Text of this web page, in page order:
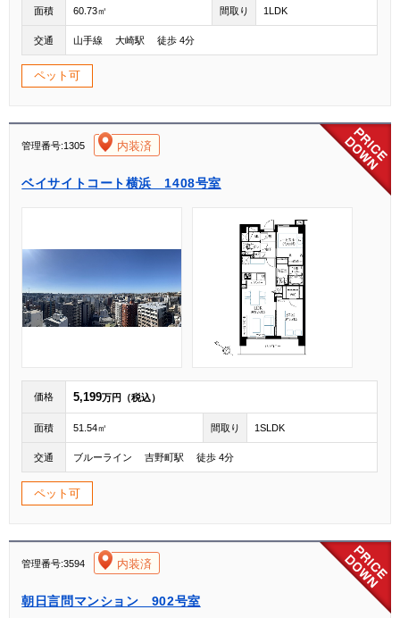
面積 60.73㎡ 間取り 1LDK
交通 山手線 大崎駅 徒歩 4分
ペット可
管理番号:1305 内装済
ベイサイトコート横浜 1408号室
価格 5,199万円（税込）
面積 51.54㎡ 間取り 1SLDK
交通 ブルーライン 吉野町駅 徒歩 4分
ペット可
[004]
管理番号:3594 内装済
朝日言問マンション 902号室
[004]